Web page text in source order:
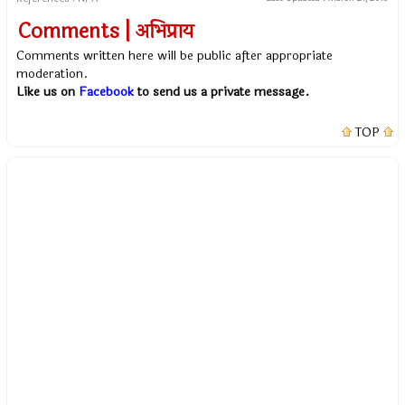
Comments | अभिप्राय
Comments written here will be public after appropriate
moderation.
Like us on Facebookto send us a private message.
TOP